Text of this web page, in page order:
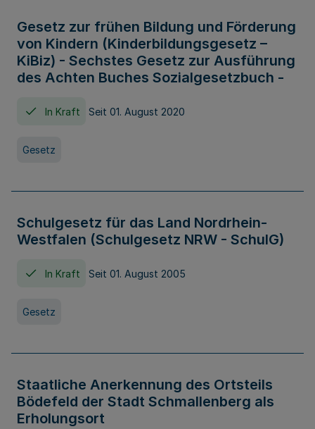
Gesetz zur frühen Bildung und Förderung
von Kindern (Kinderbildungsgesetz –
KiBiz) - Sechstes Gesetz zur Ausführung
des Achten Buches Sozialgesetzbuch -
In Kraft Seit 01. August 2020
Gesetz
Schulgesetz für das Land Nordrhein-
Westfalen (Schulgesetz NRW - SchulG)
In Kraft Seit 01. August 2005
Gesetz
Staatliche Anerkennung des Ortsteils
Bödefeld der Stadt Schmallenberg als
Erholungsort